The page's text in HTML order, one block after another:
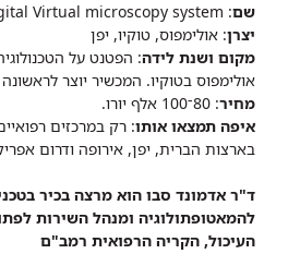
שם: dot-Slide –Digital Virtual microscopy system
יצרן: אולימפוס, טוקיו, יפן
מקום ושנת לידה
אולימפוס בטוקיו. המכשיר יוצר לראשונה
מחיר: 80־100 אלף יורו.
איפה תמצאו אותו: רק במרכזים
בארצות הברית, יפן, אירופה ודרום
ד"ר אדמונד סבו הוא מרצה בכיר
להמאטופתולוגיה ומנהל השירות
העיכול, הקריה הרפואית רמב"ם